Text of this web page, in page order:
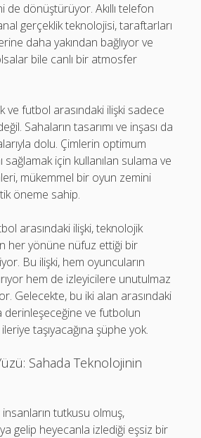
dönüştürüyor. Akıllı telefon
gerçeklik teknolojisi, taraftarları
daha yakından bağlıyor ve
bile canlı bir atmosfer
ve futbol arasındaki ilişki sadece
Sahaların tasarımı ve inşası da
dolu. Çimlerin optimum
sağlamak için kullanılan sulama ve
mükemmel bir oyun zemini
öneme sahip.
arasındaki ilişki, teknolojik
her yönüne nüfuz ettiği bir
Bu ilişki, hem oyuncuların
hem de izleyicilere unutulmaz
Gelecekte, bu iki alan arasındaki
derinleşeceğine ve futbolun
ileriye taşıyacağına şüphe yok.
Sahada Teknolojinin
insanların tutkusu olmuş,
gelip heyecanla izlediği eşsiz bir